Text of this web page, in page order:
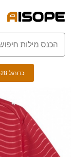
כדורגל Cup 26-28